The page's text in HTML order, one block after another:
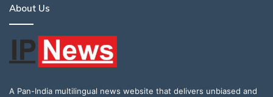
About Us
A Pan-India multilingual news website that delivers unbiased and